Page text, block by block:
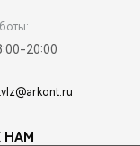
20:00
НАМ